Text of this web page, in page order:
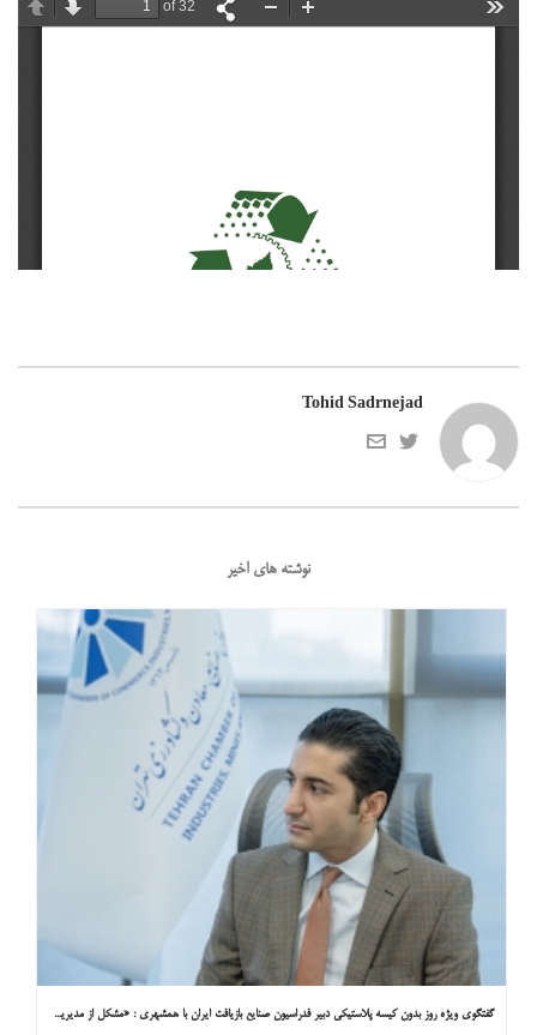
Tohid Sadrnejad
نوشته های اخیر
گفتگوی ویژه روز بدون کیسه پلاستیکی دبیر فدراسیون صنایع بازیافت ایران با همشهری : «مشکل از مدیریت پسماند پلاستیکی است، نه کیسه پلاستیکی»